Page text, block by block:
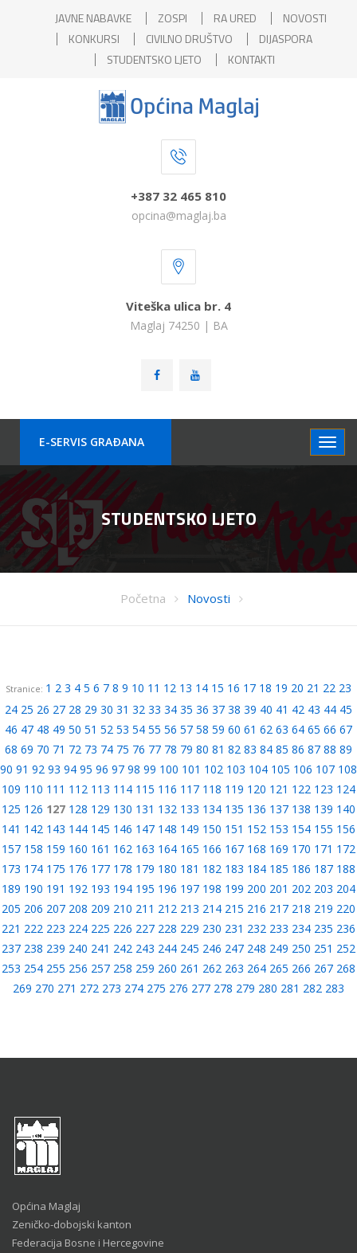
JAVNE NABAVKE ZOSPI RA URED
NOVOSTI
KONKURSI
CIVILNO DRUŠTVO
DIJASPORA
STUDENTSKO LJETO
KONTAKTI
+387 32 465 810
opcina@maglaj.ba
Viteška ulica br. 4
Maglaj 74250 | BA
E-SERVIS GRAÐANA
STUDENTSKO LJETO
Početna Novosti
Stranice: 1 2 3 4 5 6 7 8 9 10 11 12 13 14 15 16 17 18 19 20 21 22 23
24 25 26 27 28 29 30 31 32 33 34 35 36 37 38 39 40 41 42 43 44 45
46 47 48 49 50 51 52 53 54 55 56 57 58 59 60 61 62 63 64 65 66 67
68 69 70 71 72 73 74 75 76 77 78 79 80 81 82 83 84 85 86 87 88 89
90 91 92 93 94 95 96 97 98 99 100 101 102 103 104 105 106 107 108
109 110 111 112 113 114 115 116 117 118 119 120 121 122 123 124
125 126 127 128 129 130 131 132 133 134 135 136 137 138 139 140
141 142 143 144 145 146 147 148 149 150 151 152 153 154 155 156
157 158 159 160 161 162 163 164 165 166 167 168 169 170 171 172
173 174 175 176 177 178 179 180 181 182 183 184 185 186 187 188
189 190 191 192 193 194 195 196 197 198 199 200 201 202 203 204
205 206 207 208 209 210 211 212 213 214 215 216 217 218 219 220
221 222 223 224 225 226 227 228 229 230 231 232 233 234 235 236
237 238 239 240 241 242 243 244 245 246 247 248 249 250 251 252
253 254 255 256 257 258 259 260 261 262 263 264 265 266 267 268
269 270 271 272 273 274 275 276 277 278 279 280 281 282 283
Općina Maglaj
Zeničko-dobojski kanton
Federacija Bosne i Hercegovine